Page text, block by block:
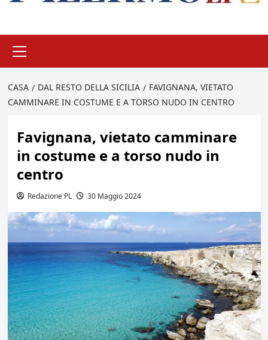
principale
CASA DAL RESTO DELLA SICILIA
FAVIGNANA, VIETATO
CAMMINARE IN COSTUME E A TORSO NUDO IN CENTRO
Favignana, vietato camminare
in costume e a torso nudo in
centro
Redazione PL 30 Maggio 2024